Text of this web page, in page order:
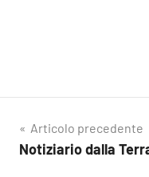
Navigazione
articoli
Articolo precedente
Notiziario dalla